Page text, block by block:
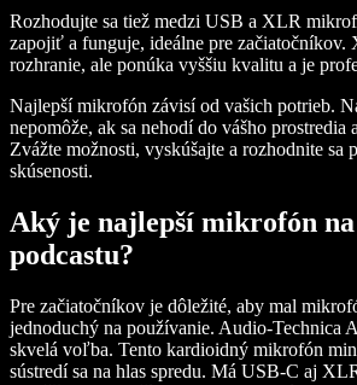
Rozhodujte sa tiež medzi USB a XLR
zapojiť a funguje, ideálne pre začiatočníkov.
rozhranie, ale ponúka vyššiu kvalitu a je
Najlepší mikrofón závisí od vašich potrieb.
nepomôže, ak sa nehodí do vášho prostredia
Zvážte možnosti, vyskúšajte a rozhodnite sa
skúsenosti.
Aký je najlepší mikrofón
podcastu?
Pre začiatočníkov je dôležité, aby mal
jednoduchý na používanie. Audio-Technica
skvelá voľba. Tento kardioidný mikrofón
sústredí sa na hlas spredu. Má USB-C aj